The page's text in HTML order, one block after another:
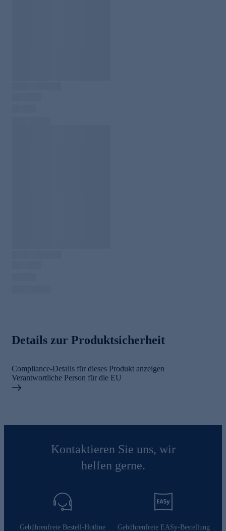
Details zur Produktsicherheit
Compliance-Details für dieses Produkt anzeigen
Verantwortliche Person für die EU
Kontaktieren Sie uns, wir
helfen gerne.
Gebührenfreie Bestell-Hotline Gebührenfreie EASy-Bestellung